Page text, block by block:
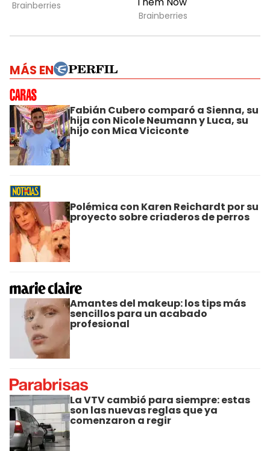
MÁS EN
Fabián Cubero comparó a Sienna, su
hija con Nicole Neumann y Luca, su
hijo con Mica Viciconte
Polémica con Karen Reichardt por su
proyecto sobre criaderos de perros
Amantes del makeup: los tips más
sencillos para un acabado
profesional
La VTV cambió para siempre: estas
son las nuevas reglas que ya
comenzaron a regir